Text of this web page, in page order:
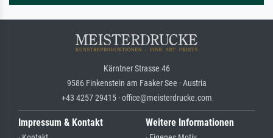
Kärntner Strasse 46
9586 Finkenstein am Faaker See · Austria
+43 4257 29415 · office@meisterdrucke.com
Impressum & Kontakt Weitere Informationen